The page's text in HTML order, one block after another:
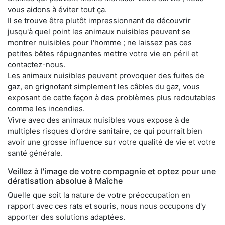
vous aidons à éviter tout ça.
Il se trouve être plutôt impressionnant de découvrir
jusqu'à quel point les animaux nuisibles peuvent se
montrer nuisibles pour l'homme ; ne laissez pas ces
petites bêtes répugnantes mettre votre vie en péril et
contactez-nous.
Les animaux nuisibles peuvent provoquer des fuites de
gaz, en grignotant simplement les câbles du gaz, vous
exposant de cette façon à des problèmes plus redoutables
comme les incendies.
Vivre avec des animaux nuisibles vous expose à de
multiples risques d'ordre sanitaire, ce qui pourrait bien
avoir une grosse influence sur votre qualité de vie et votre
santé générale.
Veillez à l'image de votre compagnie et optez pour une
dératisation absolue à Maîche
Quelle que soit la nature de votre préoccupation en
rapport avec ces rats et souris, nous nous occupons d'y
apporter des solutions adaptées.